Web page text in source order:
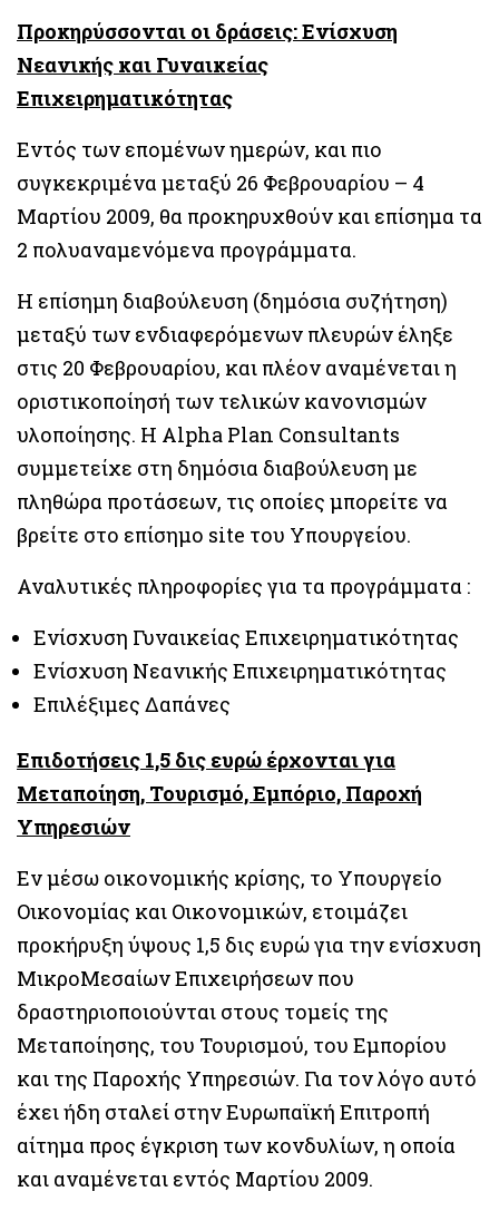
Προκηρύσσονται οι δράσεις: Ενίσχυση
Νεανικής και Γυναικείας
Επιχειρηματικότητας
Εντός των επομένων ημερών, και πιο
συγκεκριμένα μεταξύ 26 Φεβρουαρίου – 4
Μαρτίου 2009, θα προκηρυχθούν και επίσημα τα
2 πολυαναμενόμενα προγράμματα.
Η επίσημη διαβούλευση (δημόσια συζήτηση)
μεταξύ των ενδιαφερόμενων πλευρών έληξε
στις 20 Φεβρουαρίου, και πλέον αναμένεται η
οριστικοποίησή των τελικών κανονισμών
υλοποίησης. Η Alpha Plan Consultants
συμμετείχε στη δημόσια διαβούλευση με
πληθώρα προτάσεων, τις οποίες μπορείτε να
βρείτε στο επίσημο site του Υπουργείου.
Αναλυτικές πληροφορίες για τα προγράμματα :
Ενίσχυση Γυναικείας Επιχειρηματικότητας
Ενίσχυση Νεανικής Επιχειρηματικότητας
Επιλέξιμες Δαπάνες
Επιδοτήσεις 1,5 δις ευρώ έρχονται για
Μεταποίηση, Τουρισμό, Εμπόριο, Παροχή
Υπηρεσιών
Εν μέσω οικονομικής κρίσης, το Υπουργείο
Οικονομίας και Οικονομικών, ετοιμάζει
προκήρυξη ύψους 1,5 δις ευρώ για την ενίσχυση
ΜικροΜεσαίων Επιχειρήσεων που
δραστηριοποιούνται στους τομείς της
Μεταποίησης, του Τουρισμού, του Εμπορίου
και της Παροχής Υπηρεσιών. Για τον λόγο αυτό
έχει ήδη σταλεί στην Ευρωπαϊκή Επιτροπή
αίτημα προς έγκριση των κονδυλίων, η οποία
και αναμένεται εντός Μαρτίου 2009.